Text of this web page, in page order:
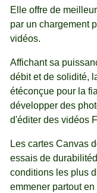
Elle offre de
par un chargement
vidéos.
Affichant sa
débit et de solidité,
étéconçue pour la
développer des
d'éditer des vidéos
Les cartes Canvas
essais de
conditions les plus
emmener partout